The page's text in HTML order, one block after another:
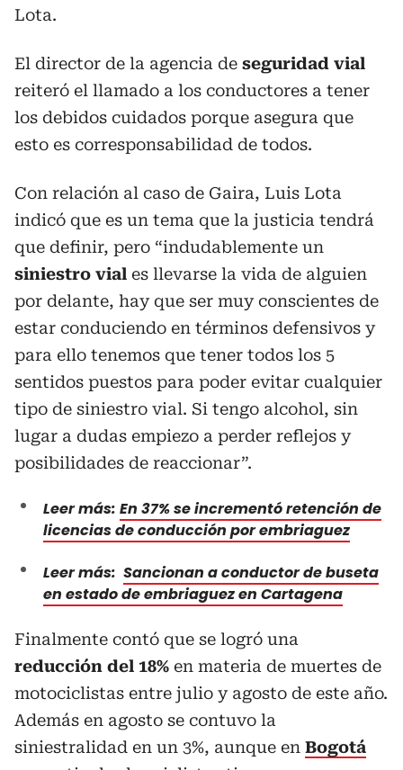
Lota.
El director de la agencia de seguridad vial
reiteró el llamado a los conductores a tener
los debidos cuidados porque asegura que
esto es corresponsabilidad de todos.
Con relación al caso de Gaira, Luis Lota
indicó que es un tema que la justicia tendrá
que definir, pero “indudablemente un
siniestro vial es llevarse la vida de alguien
por delante, hay que ser muy conscientes de
estar conduciendo en términos defensivos y
para ello tenemos que tener todos los 5
sentidos puestos para poder evitar cualquier
tipo de siniestro vial. Si tengo alcohol, sin
lugar a dudas empiezo a perder reflejos y
posibilidades de reaccionar”.
Leer más: En 37% se incrementó retención de
licencias de conducción por embriaguez
Leer más: Sancionan a conductor de buseta
en estado de embriaguez en Cartagena
Finalmente contó que se logró una
reducción del 18% en materia de muertes de
motociclistas entre julio y agosto de este año.
Además en agosto se contuvo la
siniestralidad en un 3%, aunque en Bogotá